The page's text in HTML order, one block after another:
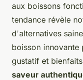
aux boissons
tendance révèle
d'alternatives
boisson innovante
gustatif et
saveur